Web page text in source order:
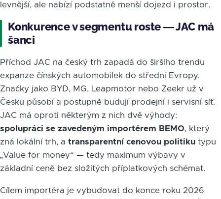
levnější, ale nabízí podstatně menší dojezd i prostor.
Konkurence v segmentu roste — JAC má
šanci
Příchod JAC na český trh zapadá do širšího trendu
expanze čínských automobilek do střední Evropy.
Značky jako BYD, MG, Leapmotor nebo Zeekr už v
Česku působí a postupně budují prodejní i servisní síť.
JAC má oproti některým z nich dvě výhody:
spolupráci se zavedeným importérem BEMO, který
zná lokální trh, a transparentní cenovou politiku typu
„Value for money“ — tedy maximum výbavy v
základní ceně bez složitých příplatkových schémat.
Cílem importéra je vybudovat do konce roku 2026